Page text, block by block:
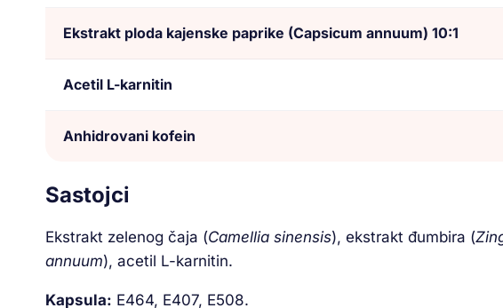
Ekstrakt ploda kajenske paprike (Capsicum annuum) 10:1
Acetil L-karnitin
Anhidrovani kofein
Sastojci
Ekstrakt zelenog čaja (Camellia sinensis), ekstrakt đumbira (
annuum), acetil L-karnitin.
Kapsula: E464, E407, E508.